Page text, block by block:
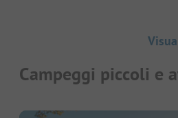
Campeggi piccoli e